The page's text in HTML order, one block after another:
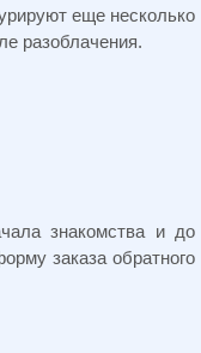
еще несколько
разоблачения.
знакомства и до
заказа обратного